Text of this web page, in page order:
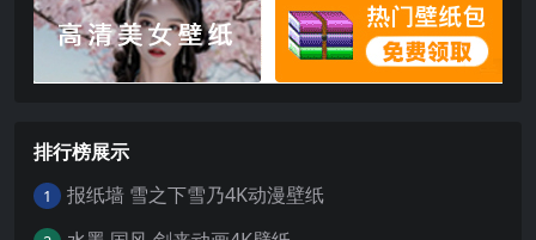
排行榜展示
1 报纸墙 雪之下雪乃4K动漫壁纸